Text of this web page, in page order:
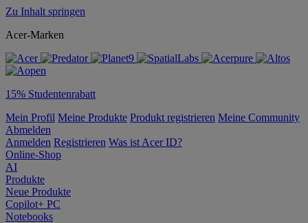
Zu Inhalt springen
Acer-Marken
15% Studentenrabatt
Mein Profil Meine Produkte Produkt registrieren Meine Community
Abmelden
Anmelden Registrieren Was ist Acer ID?
Online-Shop
AI
Produkte
Neue Produkte
Copilot+ PC
Notebooks